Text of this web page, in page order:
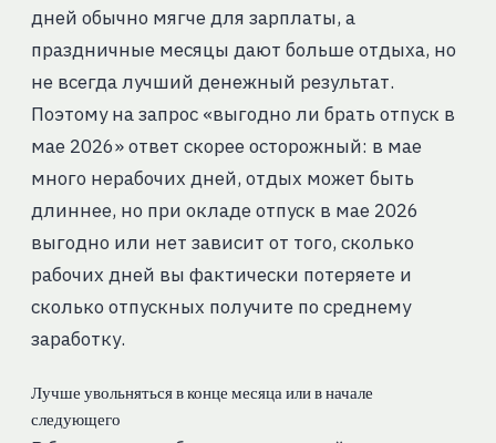
дней обычно мягче для зарплаты, а
праздничные месяцы дают больше отдыха, но
не всегда лучший денежный результат.
Поэтому на запрос «выгодно ли брать отпуск в
мае 2026» ответ скорее осторожный: в мае
много нерабочих дней, отдых может быть
длиннее, но при окладе отпуск в мае 2026
выгодно или нет зависит от того, сколько
рабочих дней вы фактически потеряете и
сколько отпускных получите по среднему
заработку.
Лучше увольняться в конце месяца или в начале
следующего